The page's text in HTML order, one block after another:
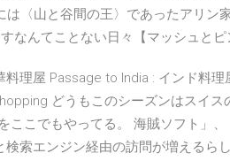
〈山と谷間の王〉であったアリン
なんてことない日々【マッシュとピ
理屋 Passage to India : インド料
どうもこのシーズンはスイ
ここでもやってる。 海賊ソフト」
検索エンジン経由の訪問が増えるら